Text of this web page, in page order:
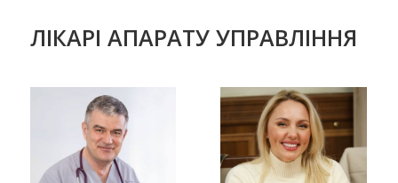
ЛІКАРІ АПАРАТУ УПРАВЛІННЯ